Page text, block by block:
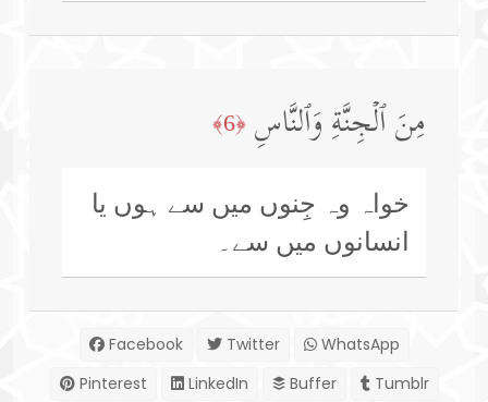
مِنَ ٱلۡجِنَّةِ وَٱلنَّاسِ ﴿6﴾
خواہ وہ جِنوں میں سے ہوں یا
انسانوں میں سے۔
Facebook Twitter
WhatsApp
Pinterest
LinkedIn Buffer
Tumblr